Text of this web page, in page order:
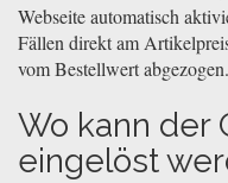
Webseite automatisch
Fällen direkt am
vom Bestellwert abgezogen.
Wo kann der
eingelöst